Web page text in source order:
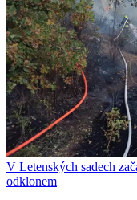
V Letenských sadech
odklonem